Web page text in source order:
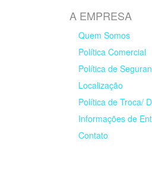
A EMPRESA
Quem Somos
Política Comercial
Política de
Localização
Política de Troca/
Informações de
Contato